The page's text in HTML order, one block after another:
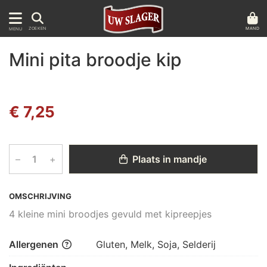
MENU ZOEKEN MAND
OMSCHRIJVING
4 kleine mini broodjes gevuld met kipreepjes
Mini pita broodje kip
€ 7,25
– + Plaats in mandje
Allergenen
Gluten, Melk, Soja, Selderij